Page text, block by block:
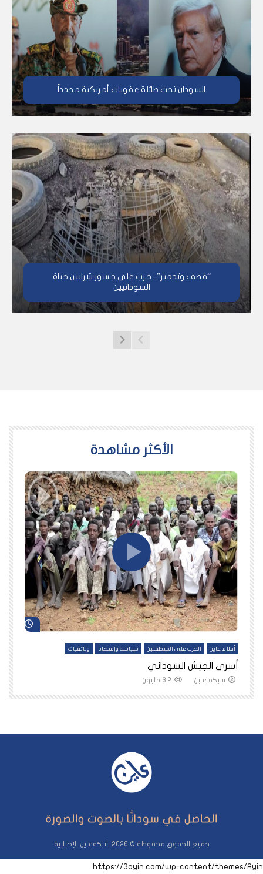
السودان تحت طائلة عقوبات أمريكية مجدداً
“قصف وتدمير”.. حرب على جسور شرايين حياة
السودانيين
اﻷكثر مشاهدة
شاهد لاحقاً شاهد
أفلام عاين الحرب على المنطقتين سياسة وإقتصاد وثائقيات
أسرى الجيش السوداني
شبكة عاين 3.2 مليون
جميع الحقوق محفوظة © 2026 شبكةعاين الإخبارية
https://3ayin.com/wp-content/themes/Ayin